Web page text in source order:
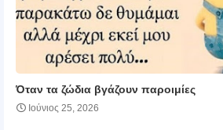
Όταν τα ζώδια βγάζουν παροιμίες
Ιούνιος 25, 2026